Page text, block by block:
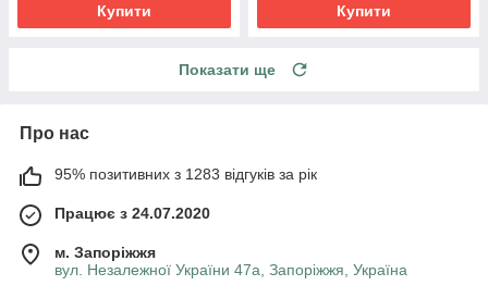
Купити Купити
Показати ще
Про нас
95% позитивних з 1283 відгуків за рік
Працює з 24.07.2020
м. Запоріжжя
вул. Незалежної України 47а, Запоріжжя, Україна